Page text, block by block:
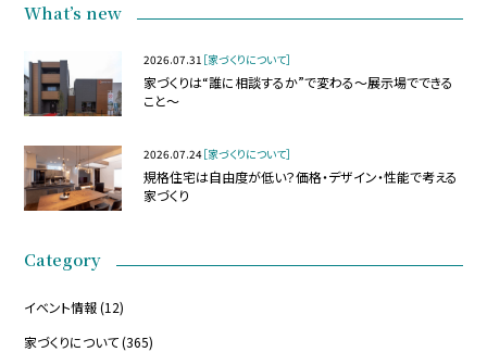
What’s new
2026.07.31 ［家づくりについて］
家づくりは“誰に相談するか”で変わる～展示場でできる
こと～
2026.07.24［家づくりについて］
規格住宅は自由度が低い？価格・デザイン・性能で考える
家づくり
Category
イベント情報(12)
家づくりについて(365)